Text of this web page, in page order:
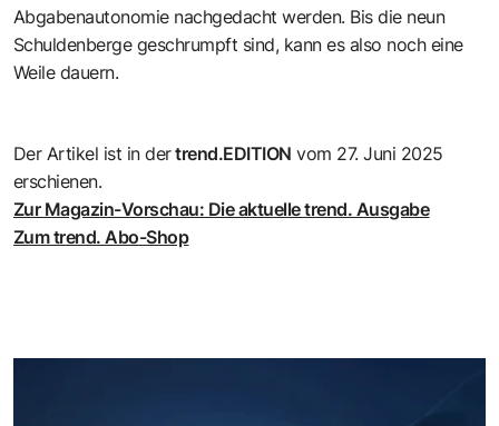
Abgabenautonomie nachgedacht werden. Bis die neun
Schuldenberge geschrumpft sind, kann es also noch eine
Weile dauern.
Der Artikel ist in dertrend.EDITION vom 27. Juni 2025
erschienen.
Zur Magazin-Vorschau: Die aktuelle trend. Ausgabe
Zum trend. Abo-Shop